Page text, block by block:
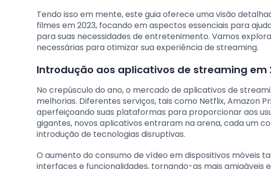
Tendo isso em mente, este guia oferece uma visão
filmes em 2023, focando em aspectos essenciais para
para suas necessidades de entretenimento. Vamos
necessárias para otimizar sua experiência de streaming.
Introdução aos aplicativos de streaming em
No crepúsculo do ano, o mercado de aplicativos de
melhorias. Diferentes serviços, tais como Netflix, Amazon
aperfeiçoando suas plataformas para proporcionar aos
gigantes, novos aplicativos entraram na arena, cada um
introdução de tecnologias disruptivas.
O aumento do consumo de vídeo em dispositivos móveis
interfaces e funcionalidades, tornando-as mais amigáveis